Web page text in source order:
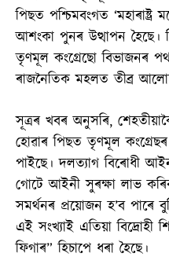
পিছত পশ্চিমবংগত
আশংকা পুনৰ উত্থাপন
তৃণমূল কংগ্ৰেছো বিভাজনৰ
ৰাজনৈতিক মহলত তীব্ৰ
সূত্ৰৰ খবৰ অনুসৰি,
হোৱাৰ পিছত তৃণমূল
পাইছে। দলত্যাগ বিৰোধী
গোটে আইনী সুৰক্ষা লাভ
সমৰ্থনৰ প্ৰয়োজন হ’ব পাৰে
এই সংখ্যাই এতিয়া বিদ্ৰোহী
ফিগাৰ” হিচাপে ধৰা হৈছে।